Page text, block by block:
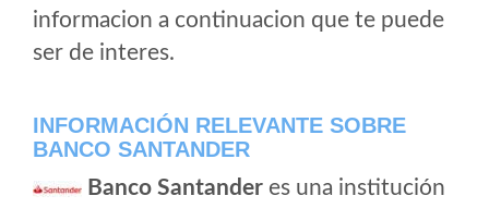
informacion a continuacion que te puede
ser de interes.
INFORMACIÓN RELEVANTE SOBRE
BANCO SANTANDER
Banco Santander es una institución